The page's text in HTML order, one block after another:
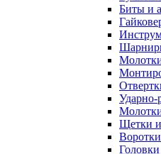
Биты и
Щетки и
Воротки
Головки